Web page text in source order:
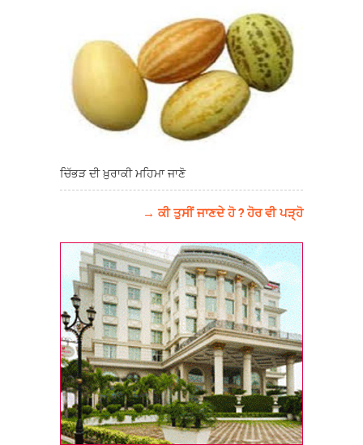
ਚਿੱਭੜ ਦੀ ਖ਼ੁਰਾਕੀ ਮਹਿਮਾ ਜਾਣੋ
→ ਕੀ ਤੁਸੀਂ ਜਾਣਦੇ ਹੋ ? ਹੋਰ ਵੀ ਪੜ੍ਹੋ